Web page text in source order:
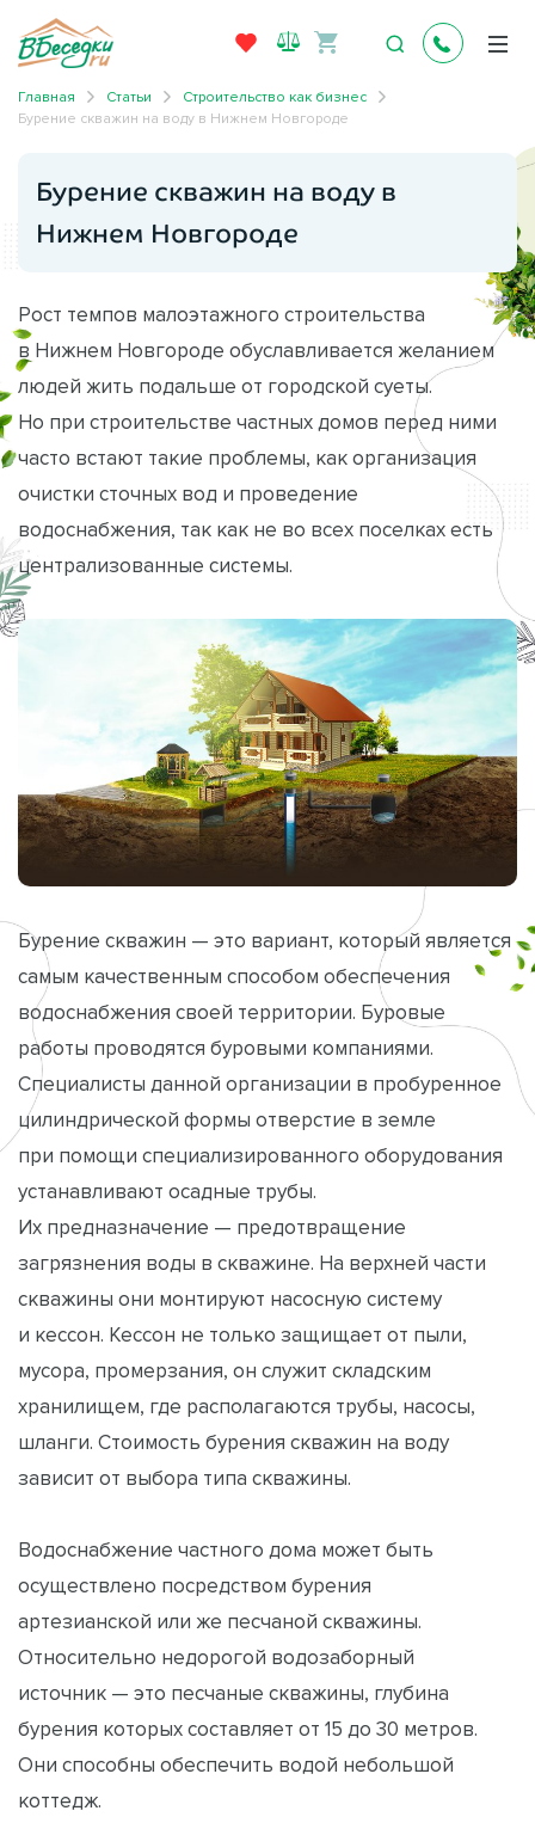
Главная Статьи
Строительство как бизнес
Бурение скважин на воду в Нижнем Новгороде
Бурение скважин на воду в
Нижнем Новгороде
Рост темпов малоэтажного строительства
в Нижнем Новгороде обуславливается желанием
людей жить подальше от городской суеты.
Но при строительстве частных домов перед ними
часто встают такие проблемы, как организация
очистки сточных вод и проведение
водоснабжения, так как не во всех поселках есть
централизованные системы.
Бурение скважин — это вариант, который является
самым качественным способом обеспечения
водоснабжения своей территории. Буровые
работы проводятся буровыми компаниями.
Специалисты данной организации в пробуренное
цилиндрической формы отверстие в земле
при помощи специализированного оборудования
устанавливают осадные трубы.
Их предназначение — предотвращение
загрязнения воды в скважине. На верхней части
скважины они монтируют насосную систему
и кессон. Кессон не только защищает от пыли,
мусора, промерзания, он служит складским
хранилищем, где располагаются трубы, насосы,
шланги. Стоимость бурения скважин на воду
зависит от выбора типа скважины.
Водоснабжение частного дома может быть
осуществлено посредством бурения
артезианской или же песчаной скважины.
Относительно недорогой водозаборный
источник — это песчаные скважины, глубина
бурения которых составляет от 15 до 30 метров.
Они способны обеспечить водой небольшой
коттедж.